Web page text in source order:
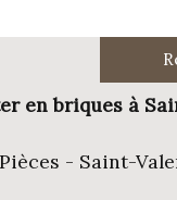
en briques à
- Saint-